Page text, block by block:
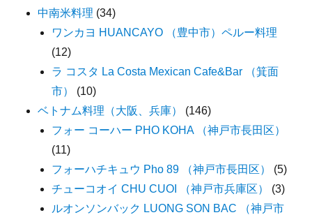
中南米料理 (34)
ワンカヨ HUANCAYO （豊中市）ペルー料理
(12)
ラ コスタ La Costa Mexican Cafe&Bar （箕面
市）
(10)
ベトナム料理（大阪、兵庫）
(146)
フォー コーハー PHO KOHA （神戸市長田区）
(11)
フォーハチキュウ Pho 89 （神戸市長田区）
(5)
チューコオイ CHU CUOI （神戸市兵庫区）
(3)
ルオンソンバック LUONG SON BAC （神戸市